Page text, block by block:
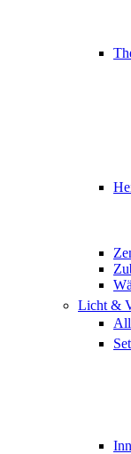
Licht &